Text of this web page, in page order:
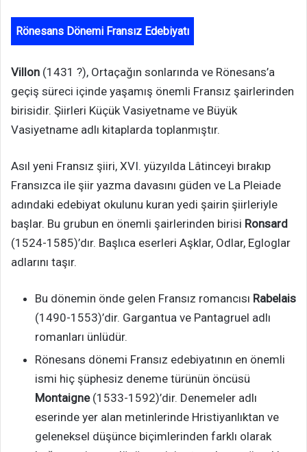
Rönesans Dönemi Fransız Edebiyatı
Villon (1431 ?), Ortaçağın sonlarında ve Rönesans’a
geçiş süreci içinde yaşamış önemli Fransız şairlerinden
birisidir. Şiirleri Küçük Vasiyetname ve Büyük
Vasiyetname adlı kitaplarda toplanmıştır.
Asıl yeni Fransız şiiri, XVI. yüzyılda Lâtinceyi bırakıp
Fransızca ile şiir yazma davasını güden ve La Pleiade
adındaki edebiyat okulunu kuran yedi şairin şiirleriyle
başlar. Bu grubun en önemli şairlerinden birisi Ronsard
(1524-1585)’dır. Başlıca eserleri Aşklar, Odlar, Egloglar
adlarını taşır.
Bu dönemin önde gelen Fransız romancısı Rabelais
(1490-1553)’dir. Gargantua ve Pantagruel adlı
romanları ünlüdür.
Rönesans dönemi Fransız edebiyatının en önemli
ismi hiç şüphesiz deneme türünün öncüsü
Montaigne(1533-1592)’dir. Denemeler adlı
eserinde yer alan metinlerinde Hristiyanlıktan ve
geleneksel düşünce biçimlerinden farklı olarak